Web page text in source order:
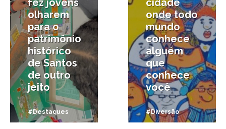
fez jovens
olharem
para o
patrimônio
histórico
de Santos
de outro
jeito
#Destaques
cidade
onde todo
mundo
conhece
alguém
que
conhece
você
#Diversão
13/05/2026 14/04/2026